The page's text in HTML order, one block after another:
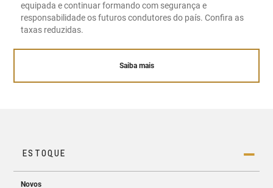
equipada e continuar formando com segurança e
responsabilidade os futuros condutores do país. Confira as
taxas reduzidas.
Saiba mais